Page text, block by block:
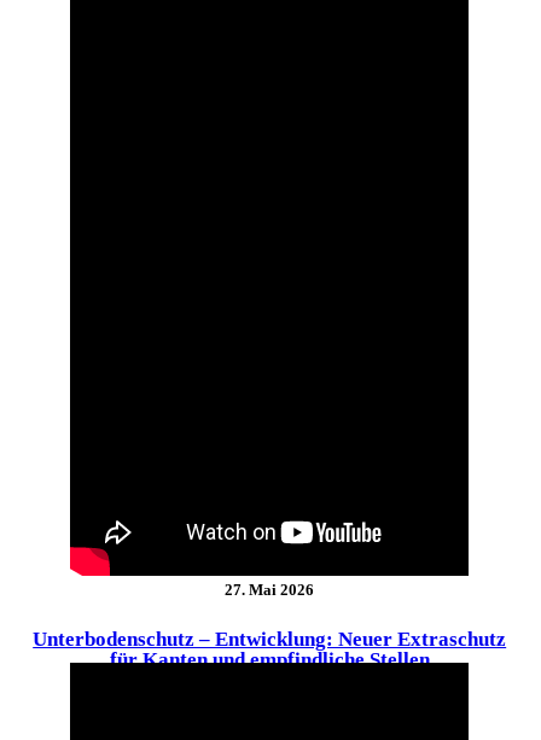
27. Mai 2026
Unterbodenschutz – Entwicklung: Neuer Extraschutz
für Kanten und empfindliche Stellen